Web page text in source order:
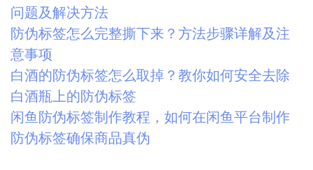
问题及解决方法
防伪标签怎么完整撕下来？方法步骤详解及注
意事项
白酒的防伪标签怎么取掉？教你如何安全去除
白酒瓶上的防伪标签
闲鱼防伪标签制作教程，如何在闲鱼平台制作
防伪标签确保商品真伪